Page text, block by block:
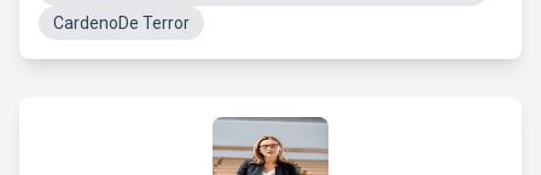
CardenoDe Terror